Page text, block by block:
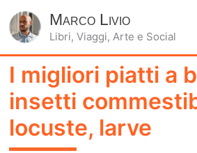
Marco Livio
Libri, Viaggi, Arte e Social
I migliori piatti a
insetti
locuste, larve